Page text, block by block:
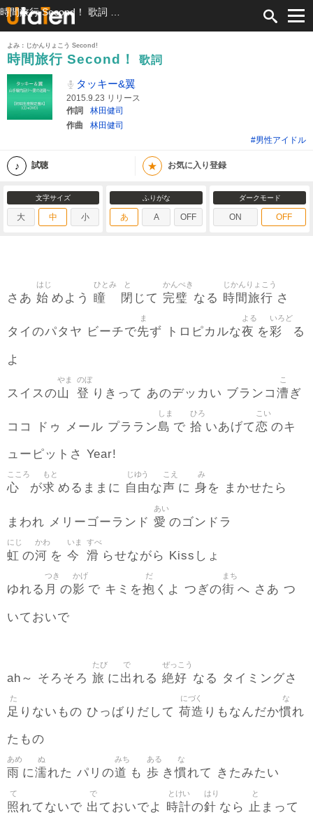
よみ：じかんりょこう Second!
時間旅行 Second！
歌詞
タッキー&翼
2015.9.23 リリース
作詞
林田健司
作曲
林田健司
#男性アイドル
試聴 ★ お気に入り登録
文字サイズ
大 中 小
ふりがな
あ A OFF
ダークモード
ON OFF
さあ 始
はじ
めよう 瞳
ひとみ
閉
と
じて 完璧
かんぺき
なる 時間旅行
じかんりょこう
さ
タイのパタヤ ビーチで先
ま
ず トロピカルな夜
よる
を彩
いろど
る
よ
スイスの山
やま
登
のぼ
りきって あのデッカい ブランコ 漕
こ
ぎ
ココ ドゥ メール プララン島
しま
で 拾
ひろ
いあげて恋
こい
のキ
ューピットさ Year!
心
こころ
が求
もと
めるままに 自由
じゆう
な声
こえ
に 身
み
を まかせたら
まわれ メリーゴーランド 愛
あい
のゴンドラ
虹
にじ
の河
かわ
を 今
いま
滑
すべ
らせながら Kissしょ
ゆれる 月
つき
の影
かげ
で キミを抱
だ
くよ つぎの街
まち
へ さあ つ
いておいで
ah～ そろそろ 旅
たび
に出
で
れる 絶好
ぜっこう
なる タイミングさ
足
た
りないもの ひっばりだして 荷造
にづく
りもなんだか慣
な
れ
たもの
雨
あめ
に濡
ぬ
れた パリの道
みち
も 歩
ある
き慣
な
れて きたみたい
照
て
れてないで 出
で
ておいでよ 時計
とけい
の針
はり
なら 止
と
まって